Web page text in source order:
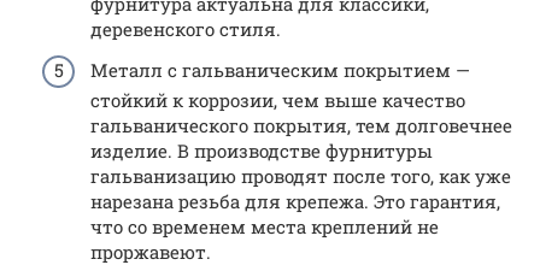
деревенского стиля.
Металл с гальваническим покрытием —
стойкий к коррозии, чем выше качество
гальванического покрытия, тем долговечнее
изделие. В производстве фурнитуры
гальванизацию проводят после того, как уже
нарезана резьба для крепежа. Это гарантия,
что со временем места креплений не
проржавеют.